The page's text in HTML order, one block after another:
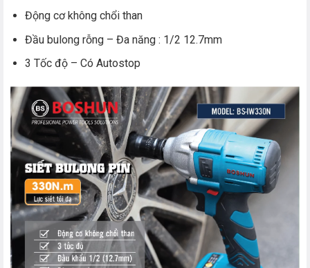
Động cơ không chổi than
Đầu bulong rỗng – Đa năng : 1/2 12.7mm
3 Tốc độ – Có Autostop